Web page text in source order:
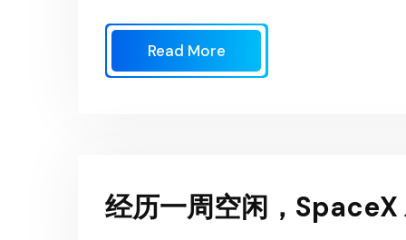
Read More
经历一周空闲，SpaceX